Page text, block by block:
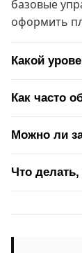
базовые
оформить
Какой
Как часто
Можно ли
Что